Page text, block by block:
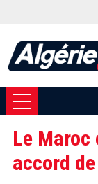
Le
accord